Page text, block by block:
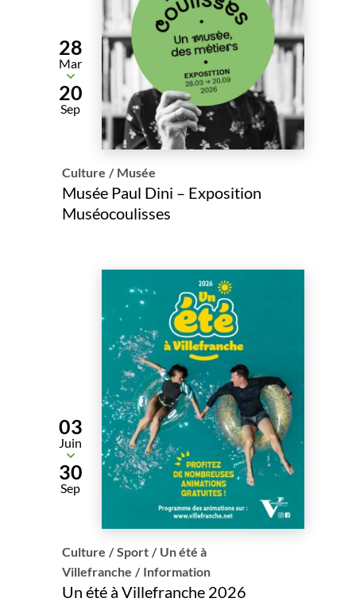
Musée Paul Dini – Exposition
Muséocoulisses
Culture / Musée
Du
28
Mar
20
Sep
Un été à Villefranche 2026
Culture / Sport / Un été à
Villefranche / Information
Du
03
Juin
30
Sep